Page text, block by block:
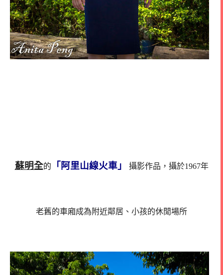
蘇明全的 「阿里山線火車」 攝影作品，攝於1967年
老舊的車廂成為附近鄰居、小孩的休閒場所